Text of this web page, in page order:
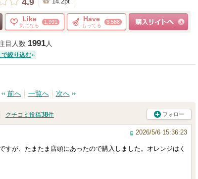
4.9
Like
気になる
1,991 Have
もってる
3,588
目人数 1991人
絞り込む
前へ 一覧へ 次へ
クチコミ投稿38件 フォロー
2026/5/6 15:36:23
すが、たまたま店頭にあったので購入しました。オレンジはく